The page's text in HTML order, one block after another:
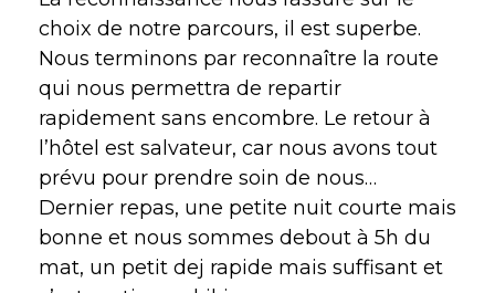
choix de notre parcours, il est superbe.
Nous terminons par reconnaître la route
qui nous permettra de repartir
rapidement sans encombre. Le retour à
l’hôtel est salvateur, car nous avons tout
prévu pour prendre soin de nous…
Dernier repas, une petite nuit courte mais
bonne et nous sommes debout à 5h du
mat, un petit dej rapide mais suffisant et